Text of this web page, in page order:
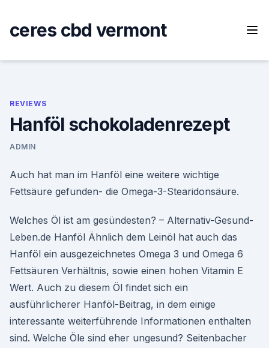
content
ceres cbd vermont
REVIEWS
Hanföl schokoladenrezept
ADMIN
Auch hat man im Hanföl eine weitere wichtige
Fettsäure gefunden- die Omega-3-Stearidonsäure.
Welches Öl ist am gesündesten? – Alternativ-Gesund-
Leben.de Hanföl Ähnlich dem Leinöl hat auch das
Hanföl ein ausgezeichnetes Omega 3 und Omega 6
Fettsäuren Verhältnis, sowie einen hohen Vitamin E
Wert. Auch zu diesem Öl findet sich ein
ausführlicherer Hanföl-Beitrag, in dem einige
interessante weiterführende Informationen enthalten
sind. Welche Öle sind eher ungesund? Seitenbacher